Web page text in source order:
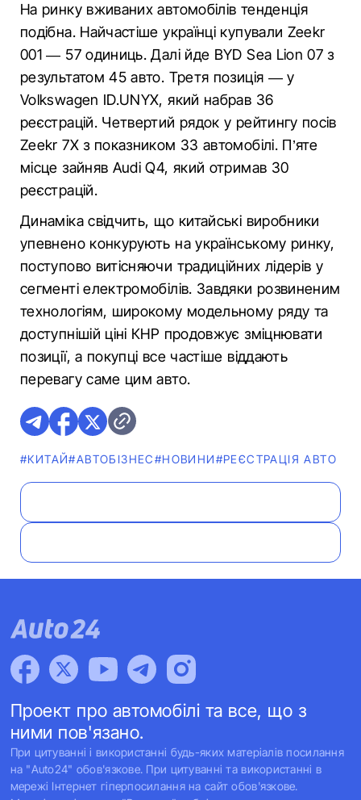
На ринку вживаних автомобілів тенденція
подібна. Найчастіше українці купували Zeekr
001 — 57 одиниць. Далі йде BYD Sea Lion 07 з
результатом 45 авто. Третя позиція — у
Volkswagen ID.UNYX, який набрав 36
реєстрацій. Четвертий рядок у рейтингу посів
Zeekr 7X з показником 33 автомобілі. П’яте
місце зайняв Audi Q4, який отримав 30
реєстрацій.
Динаміка свідчить, що китайські виробники
упевнено конкурують на українському ринку,
поступово витісняючи традиційних лідерів у
сегменті електромобілів. Завдяки розвиненим
технологіям, широкому модельному ряду та
доступнішій ціні КНР продовжує зміцнювати
позиції, а покупці все частіше віддають
перевагу саме цим авто.
#КИТАЙ#АВТОБІЗНЕС#НОВИНИ#РЕЄСТРАЦІЯ АВТО
Проект про автомобілі та все, що з
ними пов'язано.
При цитуванні і використанні будь-яких матеріалів посилання
на "Auto24" обов'язкове. При цитуванні та використанні в
мережі Інтернет гіперпосилання на сайт обов'язкове.